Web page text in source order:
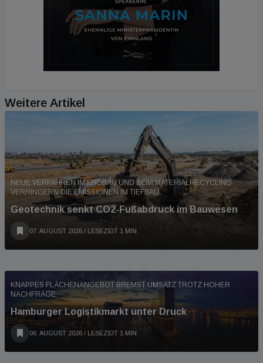
Weitere Artikel
NEUE VERFAHREN IM ERDBAU UND BEIM MATERIALRECYCLING
VERRINGERN DIE EMISSIONEN IM TIEFBAU.
Geotechnik senkt CO2-Fußabdruck im Bauwesen
07. AUGUST 2026 / LESEZEIT 1 MIN
KNAPPES FLÄCHENANGEBOT BREMST UMSATZ TROTZ HOHER
NACHFRAGE
Hamburger Logistikmarkt unter Druck
06. AUGUST 2026 / LESEZEIT 1 MIN